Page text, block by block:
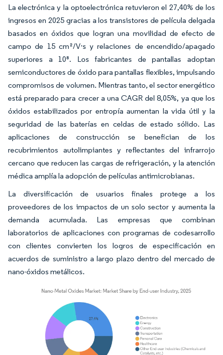
La electrónica y la optoelectrónica retuvieron el 27,40% de los
ingresos en 2025 gracias a los transistores de película delgada
basados en óxidos que logran una movilidad de efecto de
campo de 15 cm²/V·s y relaciones de encendido/apagado
superiores a 10⁸. Los fabricantes de pantallas adoptan
semiconductores de óxido para pantallas flexibles, impulsando
compromisos de volumen. Mientras tanto, el sector energético
está preparado para crecer a una CAGR del 8,05%, ya que los
óxidos estabilizados por entropía aumentan la vida útil y la
seguridad de las baterías en celdas de estado sólido. Las
aplicaciones de construcción se benefician de los
recubrimientos autolimpiantes y reflectantes del infrarrojo
cercano que reducen las cargas de refrigeración, y la atención
médica amplía la adopción de películas antimicrobianas.
La diversificación de usuarios finales protege a los
proveedores de los impactos de un solo sector y aumenta la
demanda acumulada. Las empresas que combinan
laboratorios de aplicaciones con programas de codesarrollo
con clientes convierten los logros de especificación en
acuerdos de suministro a largo plazo dentro del mercado de
nano-óxidos metálicos.